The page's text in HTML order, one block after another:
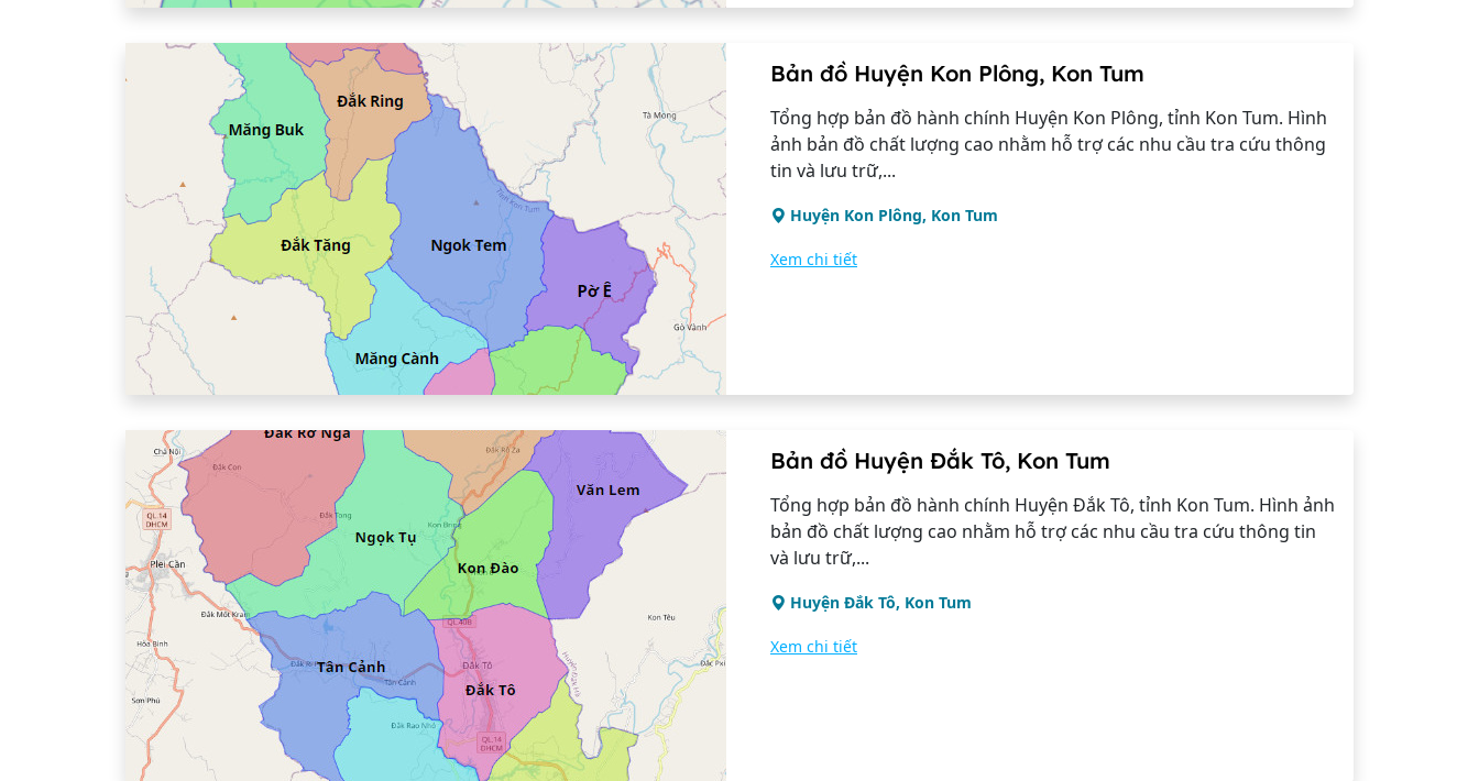
Bản đồ Huyện Kon Plông, Kon Tum
Tổng hợp bản đồ hành chính Huyện Kon Plông, tỉnh Kon Tum. Hình
ảnh bản đồ chất lượng cao nhằm hỗ trợ các nhu cầu tra cứu thông
tin và lưu trữ,...
Huyện Kon Plông, Kon Tum
Xem chi tiết
Bản đồ Huyện Đắk Tô, Kon Tum
Tổng hợp bản đồ hành chính Huyện Đắk Tô, tỉnh Kon Tum. Hình ảnh
bản đồ chất lượng cao nhằm hỗ trợ các nhu cầu tra cứu thông tin
và lưu trữ,...
Huyện Đắk Tô, Kon Tum
Xem chi tiết